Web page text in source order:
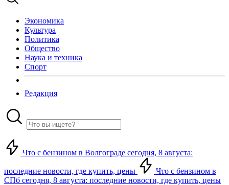
Экономика
Культура
Политика
Общество
Наука и техника
Спорт
Редакция
Что с бензином в Волгограде сегодня, 8 августа:
последние новости, где купить, цены
Что с бензином в
СПб сегодня, 8 августа: последние новости, где купить, цены